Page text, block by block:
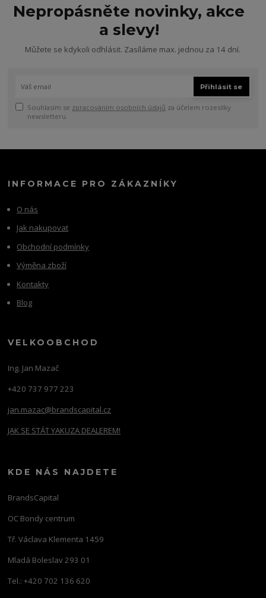
Nepropásněte novinky, akce
a slevy!
Můžete se kdykoli odhlásit. Zasíláme max. jednou za 14 dní.
Přihlásit se
Souhlasím se zpracováním osobních údajů za účelem rozesílky
newsletteru.
INFORMACE PRO ZÁKAZNÍKY
O nás
Jak nakupovat
Obchodní podmínky
Výměna zboží
Kontakty
Blog
VELKOOBCHOD
Ing. Jan Mazač
+420 737 977 223
jan.mazac@brandscapital.cz
JAK SE STÁT YAKUZA DEALEREM!
KDE NÁS NAJDETE
BrandsCapital
OC Bondy centrum
Tř. Václava Klementa 1459
Mladá Boleslav 293 01
Tel.: +420 702 136 620